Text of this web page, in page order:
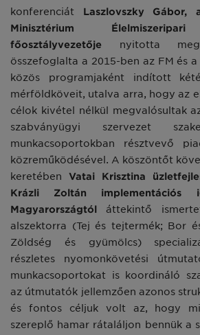
konferenciát Laszlovszky Gábor,
Minisztérium
főosztályvezetője nyitotta meg.
összefoglalta a 2015-ben az FM és
közös programjaként indított
mérföldköveit, utalva arra, hogy az
célok kivétel nélkül megvalósultak
szabványügyi szervezet
munkacsoportokban résztvevő
közreműködésével. A köszöntőt
keretében Vatai Krisztina
Krázli Zoltán implementációs
Magyarországtóláttekintő
alszektorra (Tej és tejtermék; Bor
Zöldség és gyümölcs)
részletes nyomonkövetési
munkacsoportokat is koordináló
az útmutatók jellemzően azonos
és fontos céljuk volt az, hogy
szereplő hamar rátaláljon bennük a